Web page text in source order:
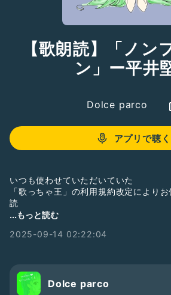
【歌朗読】「ノン
ン」ー平井
Dolce parco
アプリで聴く
いつも使わせていただいていた
「歌っちゃ王」の利用規約改定により
読
今回、猶予期間の発表に伴い
やめたくない企画なので
...もっと読む
2025-09-14 02:22:04
Dolce parco